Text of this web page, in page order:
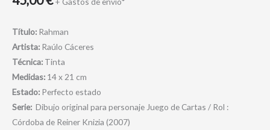
Título: Rahman
Artista: Raúlo Cáceres
Técnica: Tinta
Medidas: 14 x 21 cm
Estado: Perfecto estado
Serie: Dibujo original para personaje Juego de Cartas / Rol :
Córdoba de Reiner Knizia (2007)